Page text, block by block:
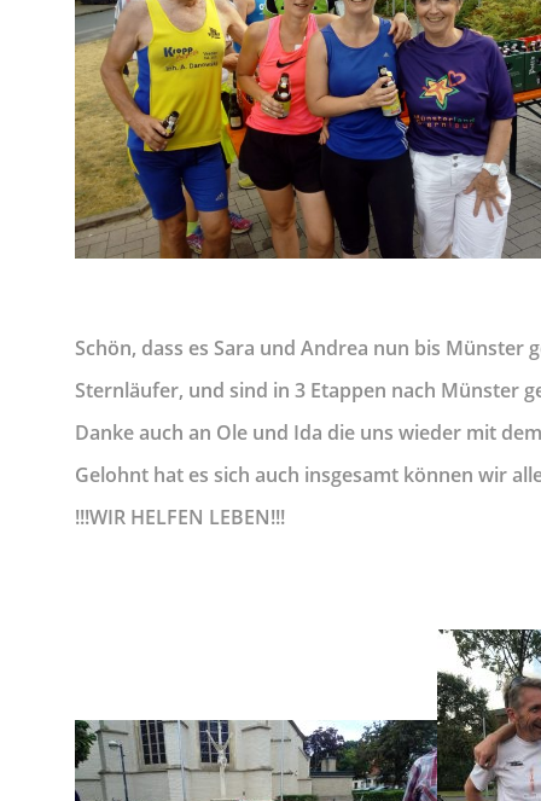
Schön, dass es Sara und Andrea nun bis
Sternläufer, und sind in 3 Etappen nach Münster
Danke auch an Ole und Ida die uns wieder mit
Gelohnt hat es sich auch insgesamt können wir
!!!WIR HELFEN LEBEN!!!